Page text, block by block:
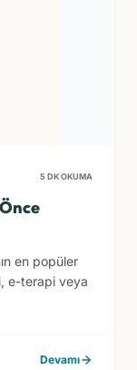
5 DK OKUMA
en popüler
e-terapi veya
Devamı